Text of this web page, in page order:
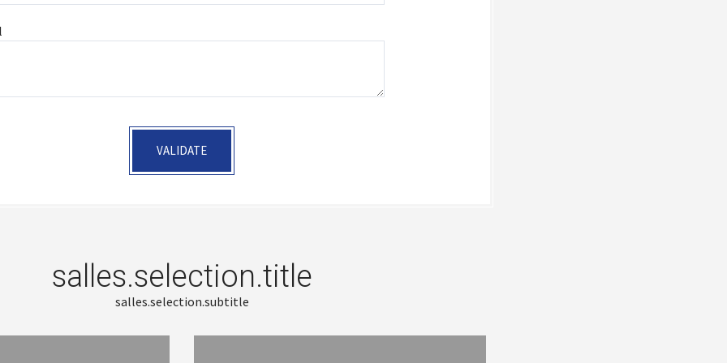
VALIDATE
salles.selection.title
salles.selection.subtitle